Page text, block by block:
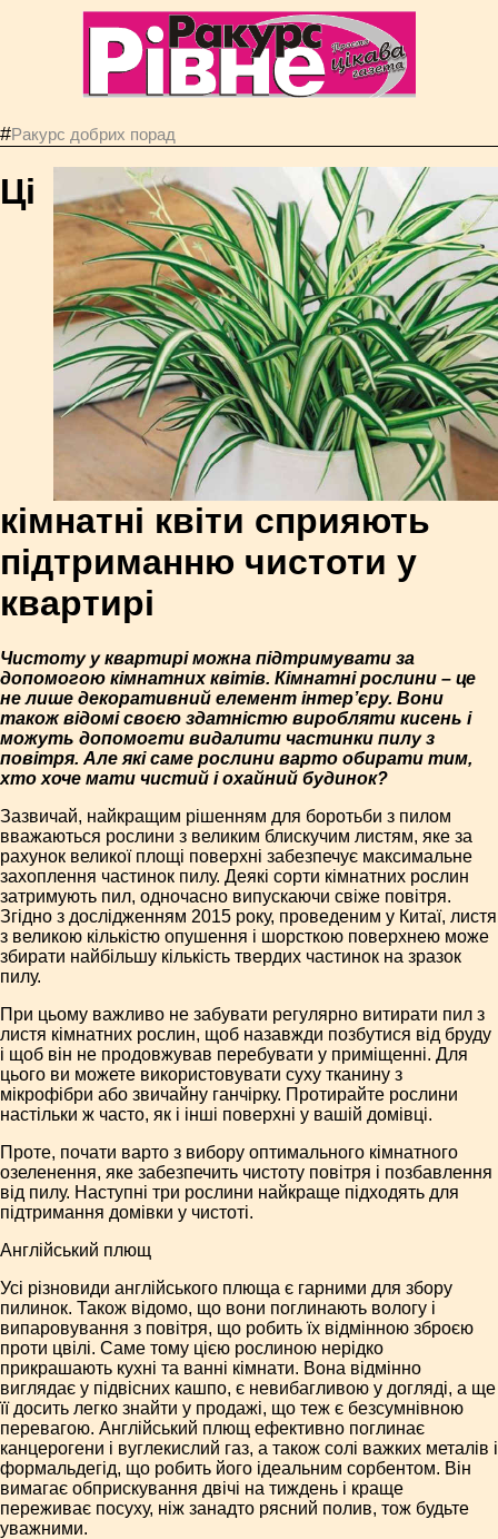
#Ракурс добрих порад
Ці
кімнатні квіти сприяють
підтриманню чистоти у
квартирі
Чистоту у квартирі можна підтримувати за
допомогою кімнатних квітів. Кімнатні рослини – це
не лише декоративний елемент інтер’єру. Вони
також відомі своєю здатністю виробляти кисень і
можуть допомогти видалити частинки пилу з
повітря. Але які саме рослини варто обирати тим,
хто хоче мати чистий і охайний будинок?
Зазвичай, найкращим рішенням для боротьби з пилом
вважаються рослини з великим блискучим листям, яке за
рахунок великої площі поверхні забезпечує максимальне
захоплення частинок пилу. Деякі сорти кімнатних рослин
затримують пил, одночасно випускаючи свіже повітря.
Згідно з дослідженням 2015 року, проведеним у Китаї, листя
з великою кількістю опушення і шорсткою поверхнею може
збирати найбільшу кількість твердих частинок на зразок
пилу.
При цьому важливо не забувати регулярно витирати пил з
листя кімнатних рослин, щоб назавжди позбутися від бруду
і щоб він не продовжував перебувати у приміщенні. Для
цього ви можете використовувати суху тканину з
мікрофібри або звичайну ганчірку. Протирайте рослини
настільки ж часто, як і інші поверхні у вашій домівці.
Проте, почати варто з вибору оптимального кімнатного
озеленення, яке забезпечить чистоту повітря і позбавлення
від пилу. Наступні три рослини найкраще підходять для
підтримання домівки у чистоті.
Англійський плющ
Усі різновиди англійського плюща є гарними для збору
пилинок. Також відомо, що вони поглинають вологу і
випаровування з повітря, що робить їх відмінною зброєю
проти цвілі. Саме тому цією рослиною нерідко
прикрашають кухні та ванні кімнати. Вона відмінно
виглядає у підвісних кашпо, є невибагливою у догляді, а ще
її досить легко знайти у продажі, що теж є безсумнівною
перевагою. Англійський плющ ефективно поглинає
канцерогени і вуглекислий газ, а також солі важких металів і
формальдегід, що робить його ідеальним сорбентом. Він
вимагає обприскування двічі на тиждень і краще
переживає посуху, ніж занадто рясний полив, тож будьте
уважними.